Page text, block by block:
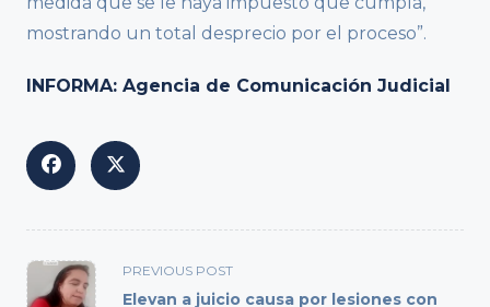
mostrando un total desprecio por el proceso”.
INFORMA: Agencia de Comunicación Judicial
<span
class="nav-
PREVIOUS POST
Elevan a juicio causa por lesiones con